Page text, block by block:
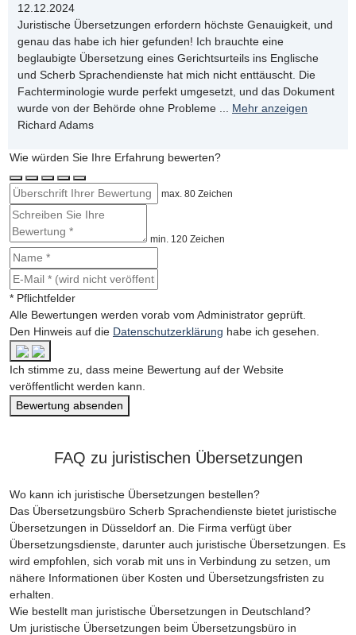
12.12.2024
Juristische Übersetzungen erfordern höchste Genauigkeit, und
genau das habe ich hier gefunden! Ich brauchte eine
beglaubigte Übersetzung eines Gerichtsurteils ins Englische
und Scherb Sprachendienste hat mich nicht enttäuscht. Die
Fachterminologie wurde perfekt umgesetzt, und das Dokument
wurde von der Behörde ohne Probleme
Mehr anzeigen
Richard Adams
Wie würden Sie Ihre Erfahrung bewerten?
max. 80 Zeichen
min. 120 Zeichen
* Pflichtfelder
Alle Bewertungen werden vorab vom Administrator geprüft.
Den Hinweis auf die Datenschutzerklärung habe ich gesehen.
Ich stimme zu, dass meine Bewertung auf der Website
veröffentlicht werden kann.
Bewertung absenden
FAQ zu juristischen Übersetzungen
Wo kann ich juristische Übersetzungen bestellen?
Das Übersetzungsbüro Scherb Sprachendienste bietet juristische
Übersetzungen in Düsseldorf an. Die Firma verfügt über
Übersetzungsdienste, darunter auch juristische Übersetzungen. Es
wird empfohlen, sich vorab mit uns in Verbindung zu setzen, um
nähere Informationen über Kosten und Übersetzungsfristen zu
erhalten.
Wie bestellt man juristische Übersetzungen in Deutschland?
Um juristische Übersetzungen beim Übersetzungsbüro in